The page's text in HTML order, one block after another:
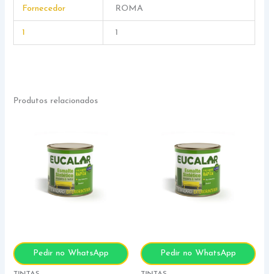
Fornecedor ROMA
1 1
Produtos relacionados
Pedir no WhatsApp Pedir no WhatsApp